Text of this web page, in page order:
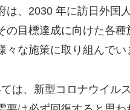
は、2030 年に訪日外国
の目標達成に向けた各
々な施策に取り組んでい
は、新型コロナウイル